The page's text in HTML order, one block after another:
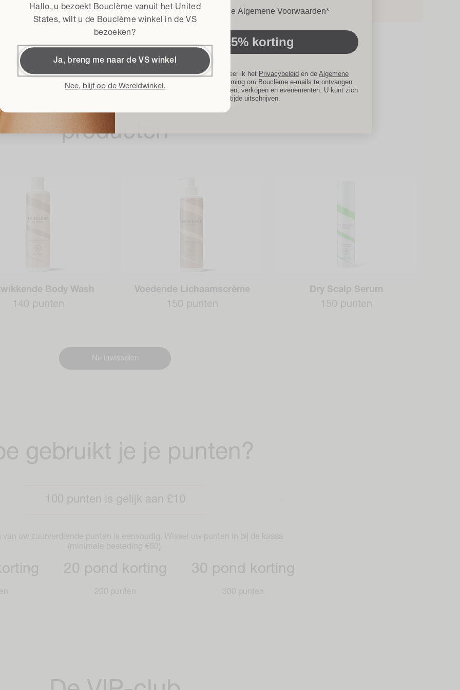
uw punten in voor
producten
Body Wash
140 punten
Voedende Lichaamscrème
150 punten
Dry Scalp Serum
150 punten
Nu inwisselen
gebruikt je je punten?
100 punten is gelijk aan £10
20 pond korting 30 pond korting
Hallo, u bezoekt Bouclème vanuit het United
States, wilt u de Bouclème winkel in de VS
bezoeken?
Ja, breng me naar de VS winkel
Nee, blijf op de Wereldwinkel.
Algemene voorwaarden
Ik ga akkoord met de Algemene Voorwaarden*
Krijg 15% korting
Door me in te schrijven accepteer ik het Privacybeleid en de Algemene
Voorwaarden
en geef ik toestemming om Bouclème e-mails te ontvangen
over de nieuwste productlanceringen, verkopen en evenementen. U kunt zich
te allen tijde uitschrijven.